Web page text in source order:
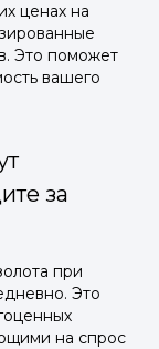
ценах на
Это поможет
вашего
за
при
Это
на спрос